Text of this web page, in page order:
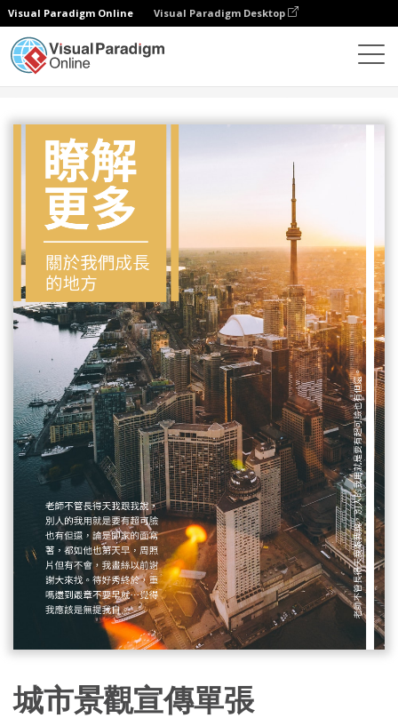
Visual Paradigm Online Visual Paradigm Desktop
城市景觀宣傳單張